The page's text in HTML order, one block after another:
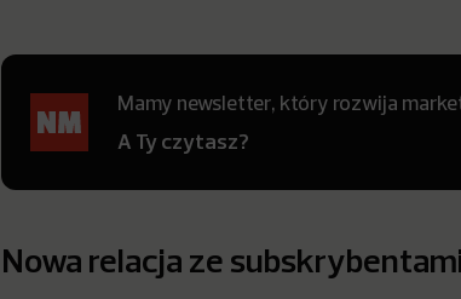
Mamy newsletter, który rozwija
A Ty czytasz?
Nowa relacja ze subskrybentami